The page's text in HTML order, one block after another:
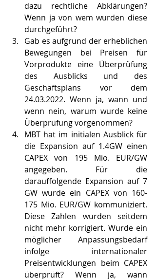
dazu rechtliche Abklärungen?
Wenn ja von wem wurden diese
durchgeführt?
Gab es aufgrund der erheblichen
Bewegungen bei Preisen für
Vorprodukte eine Überprüfung
des Ausblicks und des
Geschäftsplans vor dem
24.03.2022. Wenn ja, wann und
wenn nein, warum wurde keine
Überprüfung vorgenommen?
MBT hat im initialen Ausblick für
die Expansion auf 1.4GW einen
CAPEX von 195 Mio. EUR/GW
angegeben. Für die
darauffolgende Expansion auf 7
GW wurde ein CAPEX von 160-
175 Mio. EUR/GW kommuniziert.
Diese Zahlen wurden seitdem
nicht mehr korrigiert. Wurde ein
möglicher Anpassungsbedarf
infolge internationaler
Preisentwicklungen beim CAPEX
überprüft? Wenn ja, wann